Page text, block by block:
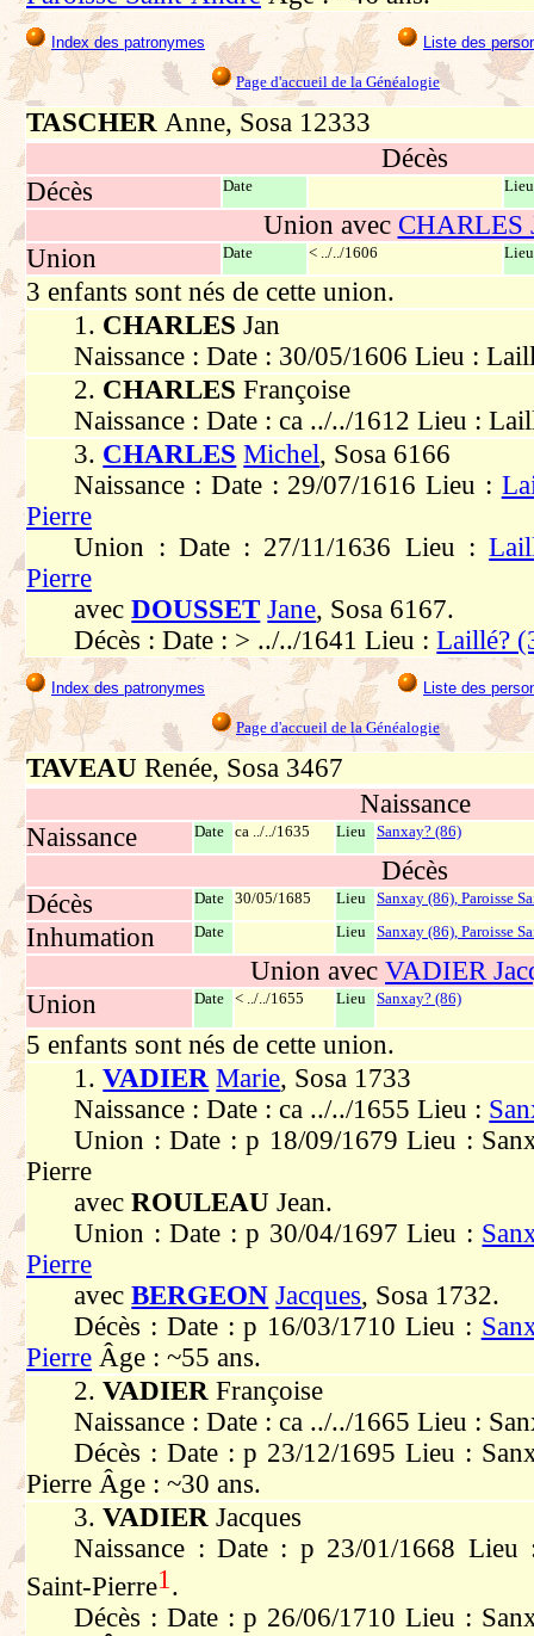
Index des patronymes Liste des
Page d'accueil de la Généalogie
TASCHER Anne, Sosa 12333
Décès
Décès
Date Lieu
Union avec CHARLES
Union
Date < ../../1606 Lieu
3 enfants sont nés de cette union.
1. CHARLESJan
Naissance : Date : 30/05/1606 Lieu :
2. CHARLESFrançoise
Naissance : Date : ca ../../1612 Lieu :
3. CHARLES Michel, Sosa 6166
Naissance : Date : 29/07/1616 Lieu :
Pierre
Union : Date : 27/11/1636 Lieu :
Pierre
avecDOUSSET Jane, Sosa 6167.
Décès : Date : > ../../1641 Lieu :Laillé?
Index des patronymes Liste des
Page d'accueil de la Généalogie
TAVEAU Renée, Sosa 3467
Naissance
Naissance
Date ca ../../1635 Lieu Sanxay? (86)
Décès
Décès
Date 30/05/1685 Lieu Sanxay (86), Paroisse
Inhumation Date Lieu Sanxay (86), Paroisse
Union avec VADIER
Union
Date < ../../1655 Lieu Sanxay? (86)
5 enfants sont nés de cette union.
1.VADIER Marie, Sosa 1733
Naissance : Date : ca ../../1655 Lieu :
Union : Date : p 18/09/1679 Lieu :
Pierre
avecROULEAUJean.
Union : Date : p 30/04/1697 Lieu :
Pierre
avecBERGEON Jacques, Sosa 1732.
Décès : Date : p 16/03/1710 Lieu :
Pierre Âge : ~55 ans.
2.VADIERFrançoise
Naissance : Date : ca ../../1665 Lieu :
Décès : Date : p 23/12/1695 Lieu :
Pierre Âge : ~30 ans.
3.VADIERJacques
Naissance : Date : p 23/01/1668 Lieu
Saint-Pierre1.
Décès : Date : p 26/06/1710 Lieu :